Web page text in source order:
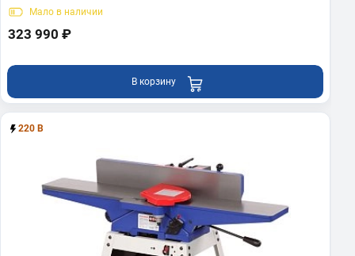
Мало в наличии
323 990 ₽
В корзину
220 В